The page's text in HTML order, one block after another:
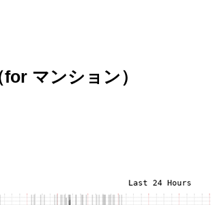
マンション）